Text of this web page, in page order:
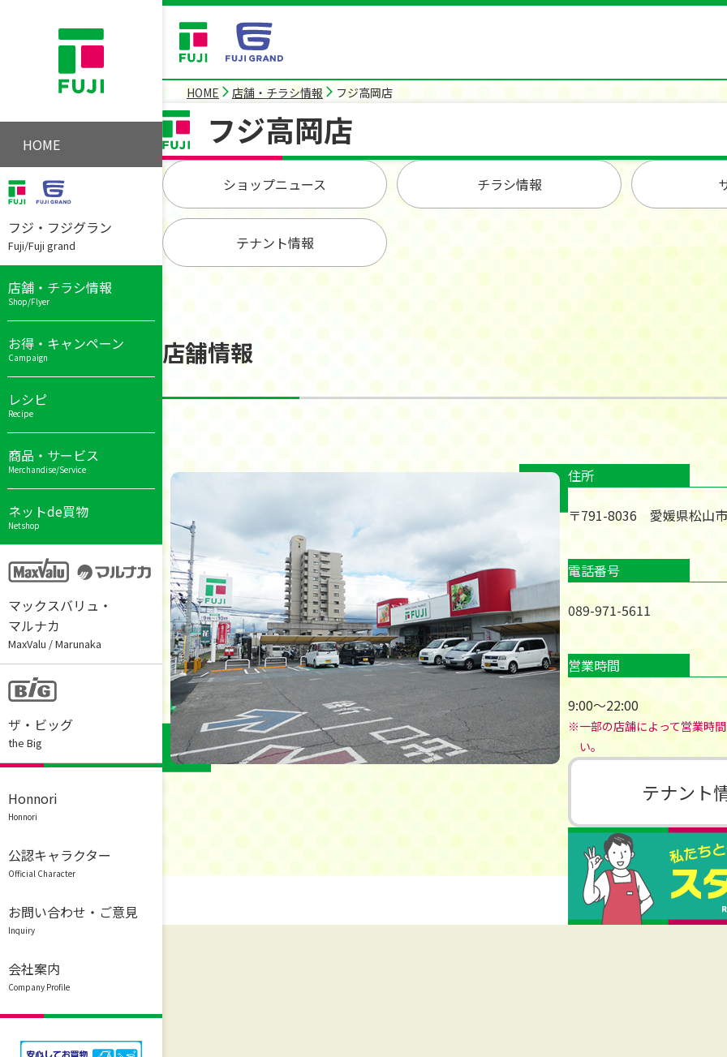
Honnori
Honnori
公認キャラクター
Official Character
お問い合わせ・ご意見
Inquiry
会社案内
Company Profile
HOME
フジ・フジグラン
Fuji/Fuji grand
店舗・チラシ情報
Shop/Flyer
お得・キャンペーン
Campaign
レシピ
Recipe
商品・サービス
Merchandise/Service
ネットde買物
Netshop
マックスバリュ・
マルナカ
MaxValu / Marunaka
ザ・ビッグ
the Big
HOME 店舗・チラシ情報 フジ高岡店
フジ高岡店
ショップニュース チラシ情報
テナント情報
店舗情報
住所
〒791-8036 愛媛県松山
電話番号
089-971-5611
営業時間
9:00～22:00
※一部の店舗によって営業時
い。
テナント